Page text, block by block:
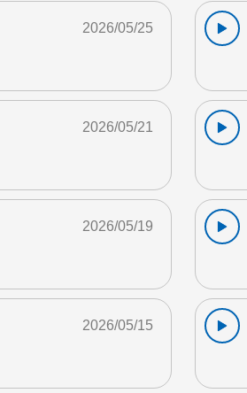
2026/05/25
2026/05/21
2026/05/19
2026/05/15